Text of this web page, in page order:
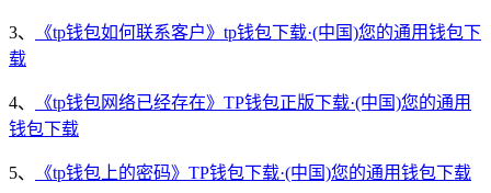
3、
《tp钱包如何联系客户》tp钱包下载·(中国)您的通用钱包下
载
4、
《tp钱包网络已经存在》TP钱包正版下载·(中国)您的通用
钱包下载
5、 《tp钱包上的密码》TP钱包下载·(中国)您的通用钱包下载